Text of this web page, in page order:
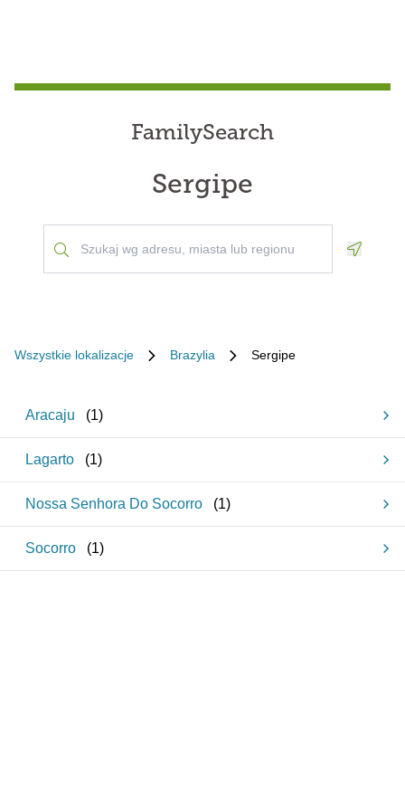
FamilySearch
Sergipe
Wszystkie lokalizacje Brazylia Sergipe
Aracaju (1)
Lagarto (1)
Nossa Senhora Do Socorro (1)
Socorro (1)